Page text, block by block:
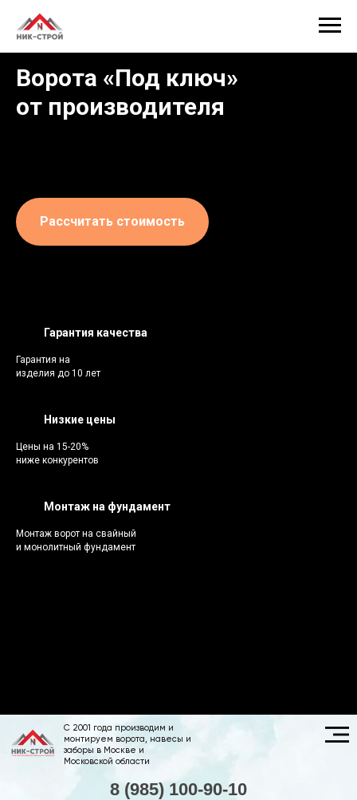
Ворота «Под ключ»
от производителя
Рассчитать стоимость
Гарантия качества
Гарантия на
изделия до 10 лет
Низкие цены
Цены на 15-20%
ниже конкурентов
Монтаж на фундамент
Монтаж ворот на свайный
и монолитный фундамент
C 2001 года производим и
монтируем ворота, навесы и
заборы в Москве и
Московской области
8 (985) 100-90-10